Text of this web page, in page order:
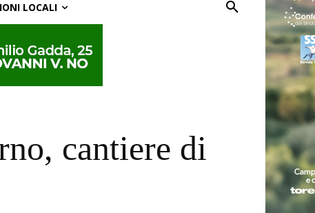
LOCALI
cantiere di